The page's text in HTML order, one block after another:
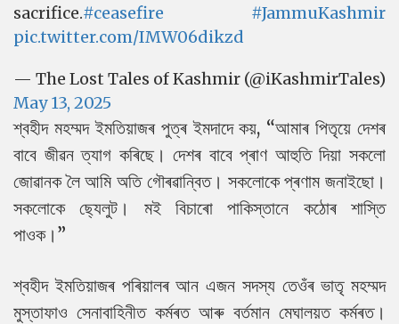
sacrifice.#ceasefire
#JammuKashmir
pic.twitter.com/IMW06dikzd
— The Lost Tales of Kashmir (@iKashmirTales)
May 13, 2025
শ্বহীদ মহম্মদ ইমতিয়াজৰ পুত্ৰ ইমদাদে কয়, “আমাৰ পিতৃয়ে দেশৰ
বাবে জীৱন ত্যাগ কৰিছে। দেশৰ বাবে প্ৰাণ আহুতি দিয়া সকলো
জোৱানক লৈ আমি অতি গৌৰৱান্বিত। সকলোকে প্ৰণাম জনাইছো।
সকলোকে ছ্যেলুট। মই বিচাৰো পাকিস্তানে কঠোৰ শাস্তি
পাওক।”
শ্বহীদ ইমতিয়াজৰ পৰিয়ালৰ আন এজন সদস্য তেওঁৰ ভাতৃ মহম্মদ
মুস্তাফাও সেনাবাহিনীত কৰ্মৰত আৰু বৰ্তমান মেঘালয়ত কৰ্মৰত।